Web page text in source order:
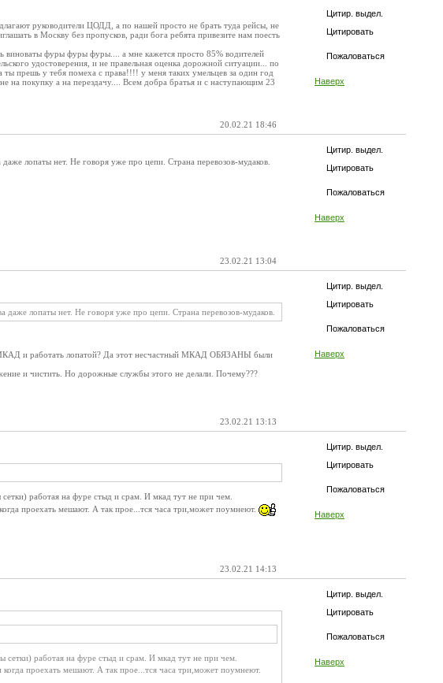
Цитир. выдел.
Цитировать
Пожаловаться
Наверх
руководители ЦОДД, а по нашей просто не брать туда рейсы, не
в Москву без пропусков, ради бога ребята привезите нам поесть
виноваты фуры фуры фуры.... а мне кажется просто 85% водителей
удостоверения, и не правельная оценка дорожной ситуации... по
прешь у тебя помеха с права!!!! у меня таких умельцев за один год
на покупку а на перездачу.... Всем добра братья и с наступающим 23
20.02.21 18:46
Цитир. выдел.
Цитировать
Пожаловаться
Наверх
лопаты нет. Не говоря уже про цепи. Страна перевозов-мудаков.
23.02.21 13:04
Цитир. выдел.
Цитировать
Пожаловаться
Наверх
лопаты нет. Не говоря уже про цепи. Страна перевозов-мудаков.
МКАД и работать лопатой? Да этот несчастный МКАД ОБЯЗАНЫ были
и чистить. Но дорожные службы этого не делали. Почему???
23.02.21 13:13
Цитир. выдел.
Цитировать
Пожаловаться
Наверх
работая на фуре стыд и срам. И мкад тут не при чем.
проехать мешают. А так прое...тся часа три,может поумнеют.
23.02.21 14:13
Цитир. выдел.
Цитировать
Пожаловаться
Наверх
работая на фуре стыд и срам. И мкад тут не при чем.
проехать мешают. А так прое...тся часа три,может поумнеют.